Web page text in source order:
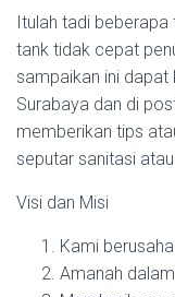
Itulah tadi
tank tidak cepat
sampaikan ini
Surabaya dan di
memberikan tips
seputar sanitasi
Visi dan Misi
Kami
Amanah